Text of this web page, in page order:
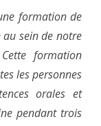
formation de
sein de notre
formation
les personnes
orales et
pendant trois